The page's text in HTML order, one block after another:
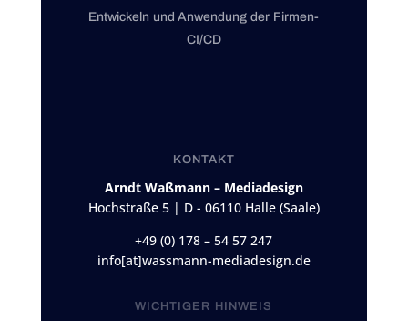
Entwickeln und Anwendung der Firmen-
CI/CD
KONTAKT
Arndt Waßmann – Mediadesign
Hochstraße 5 | D - 06110 Halle (Saale)
+49 (0) 178 – 54 57 247
info[at]wassmann-mediadesign.de
WICHTIGER HINWEIS